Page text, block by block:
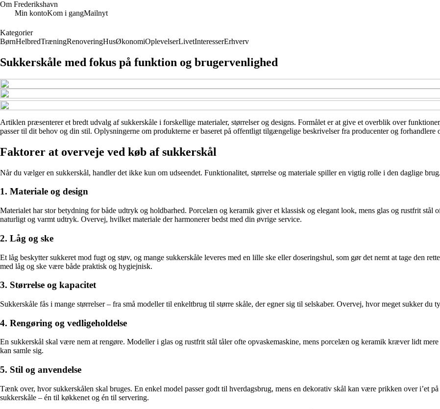
Om Frederikshavn
Min kontoKom i gangMailnyt
Kategorier
BørnHelbredTræningRenoveringHusØkonomiOplevelserLivetInteresserErhverv
Sukkerskåle med fokus på funktion og brugervenlighed
Artiklen præsenterer et bredt udvalg af sukkerskåle i forskellige materialer, størrelser og designs. Formålet er at give et overblik over
passer til dit behov og din stil. Oplysningerne om produkterne er baseret på offentligt tilgængelige beskrivelser fra producenter og
Faktorer at overveje ved køb af sukkerskål
Når du vælger en sukkerskål, handler det ikke kun om udseendet. Funktionalitet, størrelse og materiale spiller en vigtig rolle i den daglige brug.
1. Materiale og design
Materialet har stor betydning for både udtryk og holdbarhed. Porcelæn og keramik giver et klassisk og elegant look, mens glas og rustfrit stål
naturligt og varmt udtryk. Overvej, hvilket materiale der harmonerer bedst med din øvrige service.
2. Låg og ske
Et låg beskytter sukkeret mod fugt og støv, og mange sukkerskåle leveres med en lille ske eller doseringshul, som gør det nemt at tage den
med låg og ske være både praktisk og hygiejnisk.
3. Størrelse og kapacitet
Sukkerskåle fås i mange størrelser – fra små modeller til enkeltbrug til større skåle, der egner sig til selskaber. Overvej, hvor meget sukker du
4. Rengøring og vedligeholdelse
En sukkerskål skal være nem at rengøre. Modeller i glas og rustfrit stål tåler ofte opvaskemaskine, mens porcelæn og keramik kræver lidt
kan samle sig.
5. Stil og anvendelse
Tænk over, hvor sukkerskålen skal bruges. En enkel model passer godt til hverdagsbrug, mens en dekorativ skål kan være prikken over i’et
sukkerskåle – én til køkkenet og én til servering.